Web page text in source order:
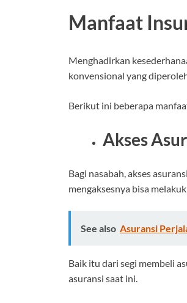
Manfaat
Menghadirkan
konvensional yang
Berikut ini beberapa
Akses
Bagi nasabah, akses
mengaksesnya bisa
See also Asuransi
Baik itu dari segi membeli
asuransi saat ini.